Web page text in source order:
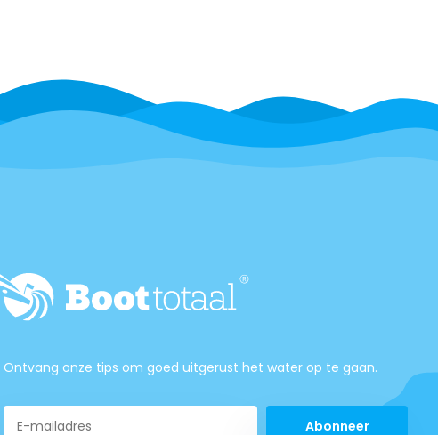
Ontvang onze tips om goed uitgerust het water op te gaan.
Abonneer